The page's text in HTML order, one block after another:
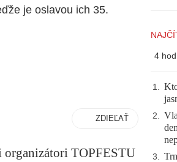
je oslavou ich 35.
ZDIEĽAŤ
organizátori TOPFESTU
4
1.
2.
3.